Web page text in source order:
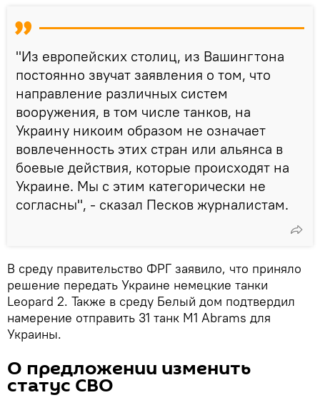
"Из европейских столиц, из Вашингтона
постоянно звучат заявления о том, что
направление различных систем
вооружения, в том числе танков, на
Украину никоим образом не означает
вовлеченность этих стран или альянса в
боевые действия, которые происходят на
Украине. Мы с этим категорически не
согласны", - сказал Песков журналистам.
В среду правительство ФРГ заявило, что приняло
решение передать Украине немецкие танки
Leopard 2. Также в среду Белый дом подтвердил
намерение отправить 31 танк M1 Abrams для
Украины.
О предложении изменить
статус СВО